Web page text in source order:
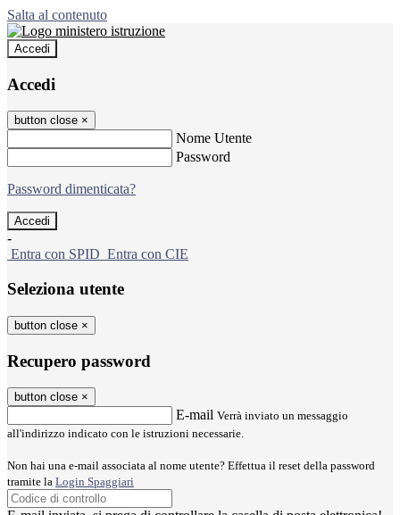
Salta al contenuto
Accedi
Accedi
button close ×
Nome Utente
Password
Password dimenticata?
-
Entra con SPID Entra con CIE
Seleziona utente
button close ×
Recupero password
button close ×
E-mail Verrà inviato un messaggio
all'indirizzo indicato con le istruzioni necessarie.
Non hai una e-mail associata al nome utente? Effettua il reset della password
tramite la Login Spaggiari